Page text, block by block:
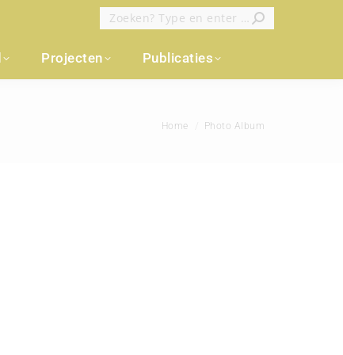
Zoeken:
Projecten Publicaties
Je bent hier:
Home Photo Album